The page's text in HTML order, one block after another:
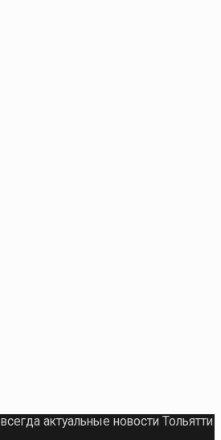
всегда актуальные новости Тольятти